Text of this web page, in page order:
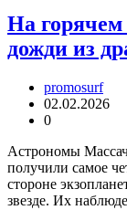
На горячем
дожди из
promosurf
02.02.2026
0
Астрономы
получили самое
стороне
звезде. Их